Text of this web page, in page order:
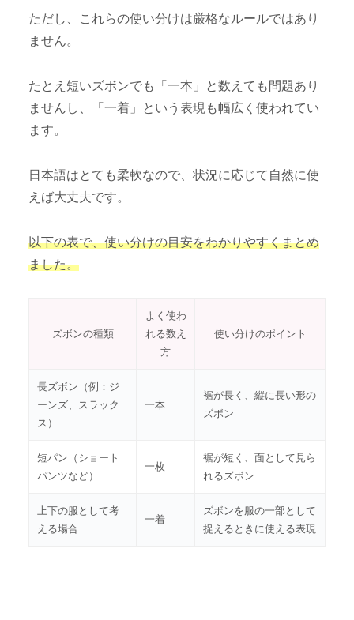
ただし、これらの使い分けは厳格なルールではあり
ません。
たとえ短いズボンでも「一本」と数えても問題あり
ませんし、「一着」という表現も幅広く使われてい
ます。
日本語はとても柔軟なので、状況に応じて自然に使
えば大丈夫です。
以下の表で、使い分けの目安をわかりやすくまとめ
ました。
ズボンの種類
よく使わ
れる数え
方
使い分けのポイント
長ズボン（例：ジ
ーンズ、スラック
ス）
一本
裾が長く、縦に長い形の
ズボン
短パン（ショート
パンツなど）
一枚
裾が短く、面として見ら
れるズボン
上下の服として考
える場合
一着
ズボンを服の一部として
捉えるときに使える表現